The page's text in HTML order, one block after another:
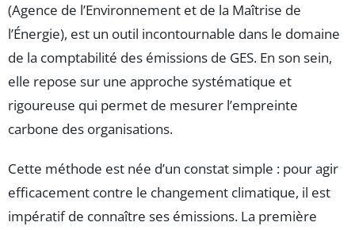
(Agence de l’Environnement et de la Maîtrise de
l’Énergie), est un outil incontournable dans le domaine
de la comptabilité des émissions de GES. En son sein,
elle repose sur une approche systématique et
rigoureuse qui permet de mesurer l’empreinte
carbone des organisations.
Cette méthode est née d’un constat simple : pour agir
efficacement contre le changement climatique, il est
impératif de connaître ses émissions. La première